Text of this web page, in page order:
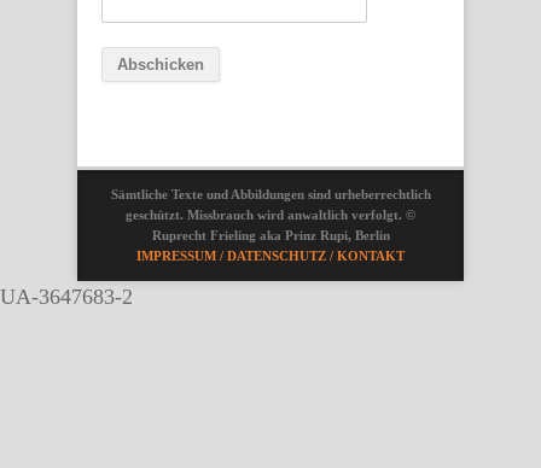
Sämtliche Texte und Abbildungen sind urheberrechtlich
geschützt. Missbrauch wird anwaltlich verfolgt. ©
Ruprecht Frieling aka Prinz Rupi, Berlin
IMPRESSUM / DATENSCHUTZ / KONTAKT
UA-3647683-2